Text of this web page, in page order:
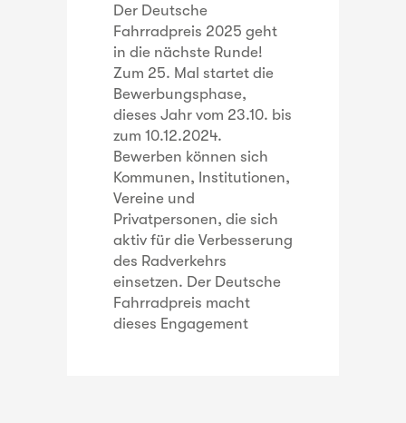
Der Deutsche
Fahrradpreis 2025 geht
in die nächste Runde!
Zum 25. Mal startet die
Bewerbungsphase,
dieses Jahr vom 23.10. bis
zum 10.12.2024.
Bewerben können sich
Kommunen, Institutionen,
Vereine und
Privatpersonen, die sich
aktiv für die Verbesserung
des Radverkehrs
einsetzen. Der Deutsche
Fahrradpreis macht
dieses Engagement